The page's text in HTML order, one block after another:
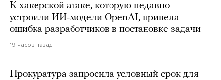
К хакерской атаке, которую недавно
устроили ИИ-модели OpenAI, привела
ошибка разработчиков в постановке задачи
19 часов назад
Прокуратура запросила условный срок для